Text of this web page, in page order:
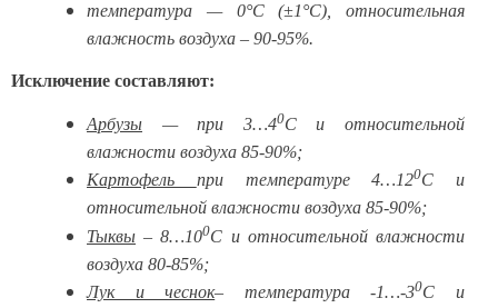
температура — 0°С (±1°С), относительная
влажность воздуха – 90-95%.
Исключение составляют:
Арбузы — при 3…40С и относительной
влажности воздуха 85-90%;
Картофель при температуре 4…120С и
относительной влажности воздуха 85-90%;
Тыквы – 8…100С и относительной влажности
воздуха 80-85%;
Лук и чеснок– температура -1…-30С и